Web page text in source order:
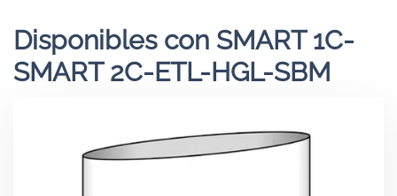
Disponibles con SMART 1C-
SMART 2C-ETL-HGL-SBM